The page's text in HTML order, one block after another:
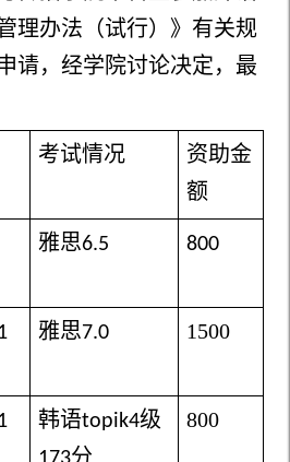
理办法（试行）》有关规
请，经学院讨论决定，最
考试情况
资助金
额
雅思6.5 800
1 雅思7.0 1500
1 韩语topik4级
分
800